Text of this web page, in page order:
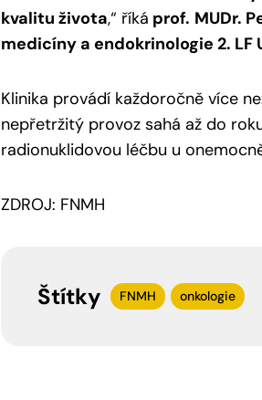
kvalitu života,“ říká prof. MUDr.
medicíny a endokrinologie 2. LF
Klinika provádí každoročně více
nepřetržitý provoz sahá až do
radionuklidovou léčbu u
ZDROJ: FNMH
Štítky FNMH onkologie